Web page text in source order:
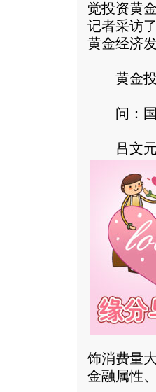
觉投资黄
记者采访
黄金经济
黄金投
问：国
吕文元
饰消费量
金融属性